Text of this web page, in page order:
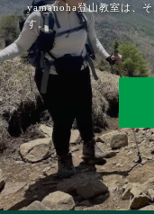
yamanoha登山教室は、
す。